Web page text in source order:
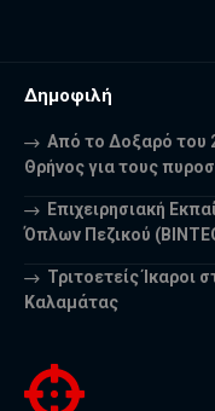
Δημοφιλή
Από το Δοξαρό του
Θρήνος για τους
Επιχειρησιακή
Όπλων Πεζικού
Τριτοετείς Ίκαροι
Καλαμάτας